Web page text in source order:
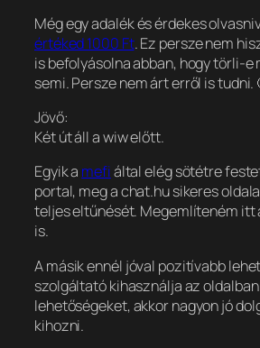
Még egy adalék és érdekes
értéked 1000 Ft. Ez persze nem
is befolyásolna abban, hogy törli-e
semi. Persze nem árt erről is tudni.
Jövő:
Két út áll a wiw előtt.
Egyik a mefiáltal elég sötétre
portal, meg a chat.hu sikeres
teljes eltűnését. Megemlíteném
is.
A másik ennél jóval pozitívabb
szolgáltató kihasználja az
lehetőségeket, akkor nagyon jó
kihozni.